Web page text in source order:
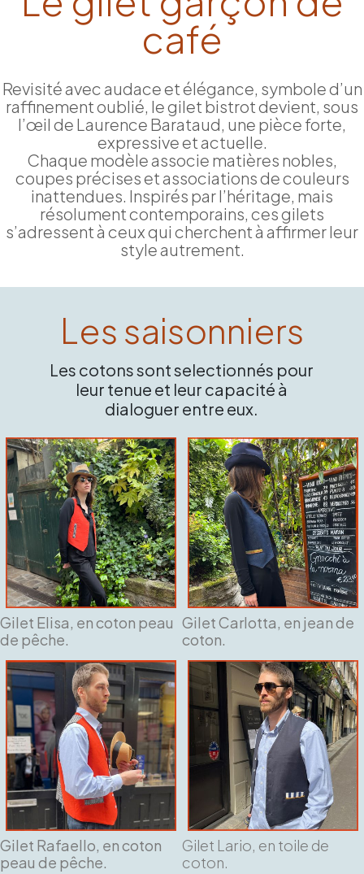
café
Revisité avec audace et élégance, symbole d’un
raffinement oublié, le gilet bistrot devient, sous
l’œil de Laurence Barataud, une pièce forte,
expressive et actuelle.
Chaque modèle associe matières nobles,
coupes précises et associations de couleurs
inattendues. Inspirés par l’héritage, mais
résolument contemporains, ces gilets
s’adressent à ceux qui cherchent à affirmer leur
style autrement.
Les saisonniers
Les cotons sont selectionnés pour
leur tenue et leur capacité à
dialoguer entre eux.
Gilet Elisa, en coton peau
de pêche.
Gilet Carlotta, en jean de
coton.
Gilet Rafaello, en coton
peau de pêche.
Gilet Lario, en toile de
coton.